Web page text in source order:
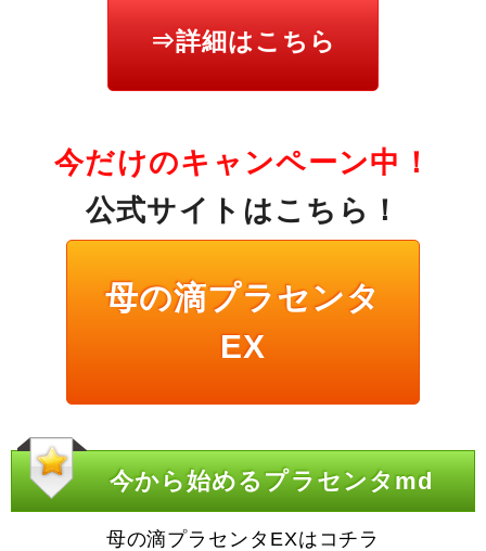
⇒詳細はこちら
今だけのキャンペーン中！
公式サイトはこちら！
母の滴プラセンタ
EX
今から始めるプラセンタmd
母の滴プラセンタEXはコチラ